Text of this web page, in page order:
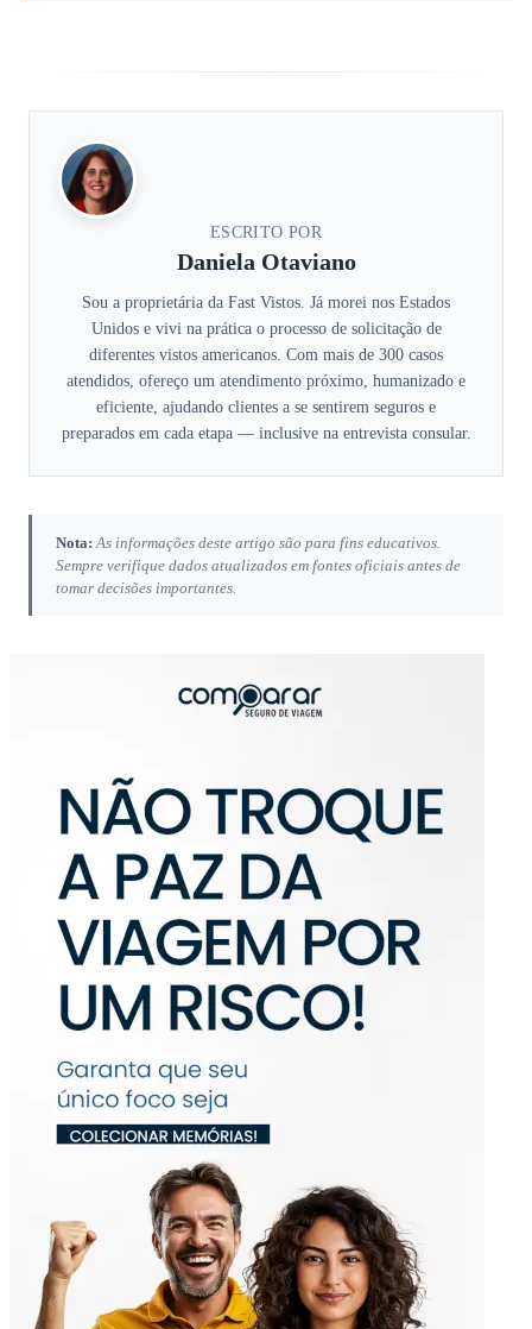
ESCRITO POR
Daniela Otaviano
Sou a proprietária da Fast Vistos. Já morei nos Estados
Unidos e vivi na prática o processo de solicitação de
diferentes vistos americanos. Com mais de 300 casos
atendidos, ofereço um atendimento próximo, humanizado e
eficiente, ajudando clientes a se sentirem seguros e
preparados em cada etapa — inclusive na entrevista consular.
Nota: As informações deste artigo são para fins educativos.
Sempre verifique dados atualizados em fontes oficiais antes de
tomar decisões importantes.